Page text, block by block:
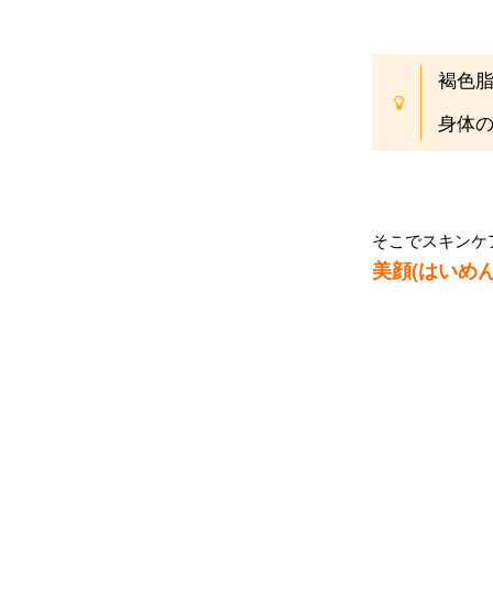
褐色
身体
そこでスキン
美顔(はいめ